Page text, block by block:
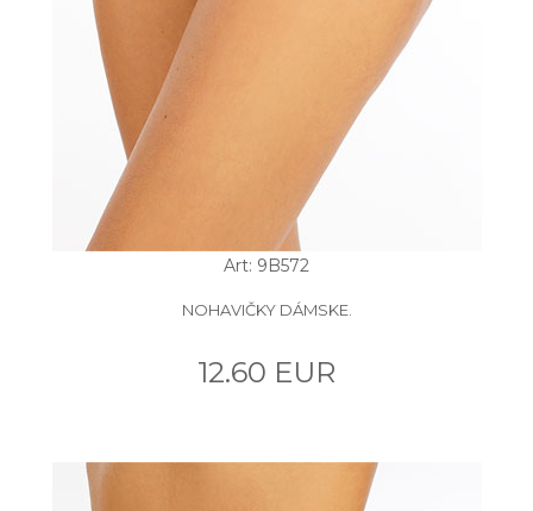
Art: 9B572
NOHAVIČKY DÁMSKE.
12.60 EUR